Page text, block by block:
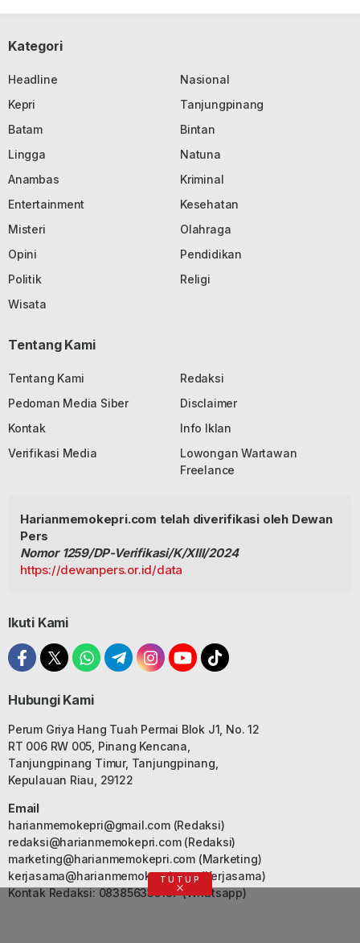
Kategori
Headline
Nasional
Kepri
Tanjungpinang
Batam
Bintan
Lingga
Natuna
Anambas
Kriminal
Entertainment
Kesehatan
Misteri
Olahraga
Opini
Pendidikan
Politik
Religi
Wisata
Tentang Kami
Tentang Kami
Redaksi
Pedoman Media Siber
Disclaimer
Kontak
Info Iklan
Verifikasi Media
Lowongan Wartawan
Freelance
Harianmemokepri.com telah diverifikasi oleh Dewan
Pers
Nomor 1259/DP-Verifikasi/K/XIII/2024
https://dewanpers.or.id/data
Ikuti Kami
Hubungi Kami
Perum Griya Hang Tuah Permai Blok J1, No. 12
RT 006 RW 005, Pinang Kencana,
Tanjungpinang Timur, Tanjungpinang,
Kepulauan Riau, 29122
Email
harianmemokepri@gmail.com(Redaksi)
redaksi@harianmemokepri.com(Redaksi)
marketing@harianmemokepri.com(Marketing)
kerjasama@harianmemokepri.com(Kerjasama)
Kontak Redaksi: 083856335187 (Whatsapp)
TUTUP